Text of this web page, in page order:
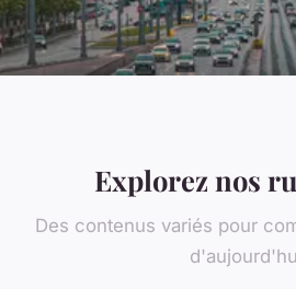
Explorez nos
Des contenus variés pour